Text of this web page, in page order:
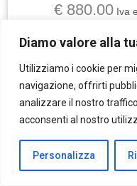
Diamo valore alla
Utilizziamo i cookie per
navigazione, offrirti
analizzare il nostro
acconsenti al nostro
Personalizza
€ 880.00Iva
ATOS